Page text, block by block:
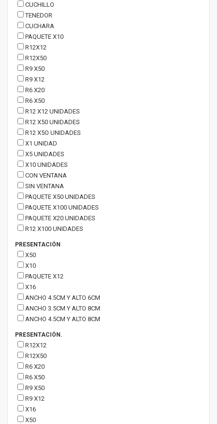
CUCHILLO
TENEDOR
CUCHARA
PAQUETE X10
R12X12
R12X50
R9 X50
R9 X12
R6 X20
R6 X50
R12 X12 UNIDADES
R12 X50 UNIDADES
R12 X5O UNIDADES
X1 UNIDAD
X5 UNIDADES
X10 UNIDADES
CON VENTANA
SIN VENTANA
PAQUETE X50 UNIDADES
PAQUETE X100 UNIDADES
PAQUETE X20 UNIDADES
R12 X100 UNIDADES
PRESENTACIÓN
X50
X10
PAQUETE X12
X16
ANCHO 4.5CM Y ALTO 6CM
ANCHO 3.5CM Y ALTO 8CM
ANCHO 4.5CM Y ALTO 8CM
PRESENTACIÓN.
R12X12
R12X50
R6 X20
R6 X50
R9 X50
R9 X12
X16
X50